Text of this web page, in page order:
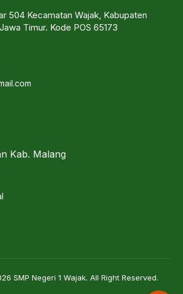
504 Kecamatan Wajak, Kabupaten
Timur. Kode POS 65173
Kab. Malang
SMP Negeri 1 Wajak. All Right Reserved.